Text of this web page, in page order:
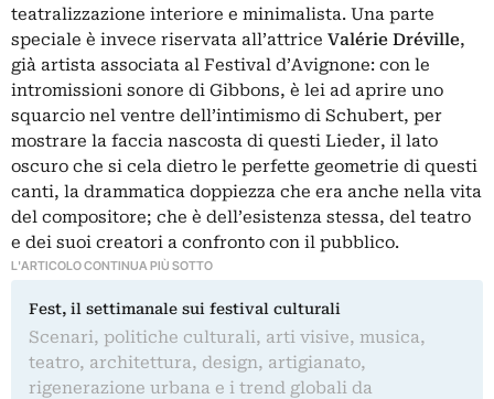
teatralizzazione interiore e minimalista. Una parte
speciale è invece riservata all’attrice Valérie Dréville,
già artista associata al Festival d’Avignone: con le
intromissioni sonore di Gibbons, è lei ad aprire uno
squarcio nel ventre dell’intimismo di Schubert, per
mostrare la faccia nascosta di questi Lieder, il lato
oscuro che si cela dietro le perfette geometrie di questi
canti, la drammatica doppiezza che era anche nella vita
del compositore; che è dell’esistenza stessa, del teatro
e dei suoi creatori a confronto con il pubblico.
L'ARTICOLO CONTINUA PIÙ SOTTO
Fest, il settimanale sui festival culturali
Scenari, politiche culturali, arti visive, musica,
teatro, architettura, design, artigianato,
rigenerazione urbana e i trend globali da